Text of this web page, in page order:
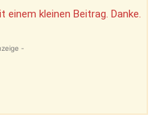
kleinen Beitrag. Danke.
-